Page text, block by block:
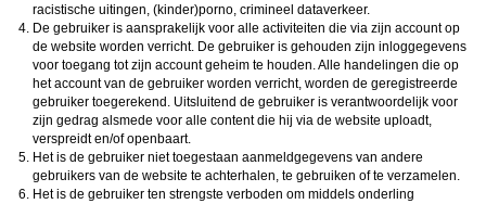
racistische uitingen, (kinder)porno, crimineel dataverkeer.
De gebruiker is aansprakelijk voor alle activiteiten die via zijn account op
de website worden verricht. De gebruiker is gehouden zijn inloggegevens
voor toegang tot zijn account geheim te houden. Alle handelingen die op
het account van de gebruiker worden verricht, worden de geregistreerde
gebruiker toegerekend. Uitsluitend de gebruiker is verantwoordelijk voor
zijn gedrag alsmede voor alle content die hij via de website uploadt,
verspreidt en/of openbaart.
Het is de gebruiker niet toegestaan aanmeldgegevens van andere
gebruikers van de website te achterhalen, te gebruiken of te verzamelen.
Het is de gebruiker ten strengste verboden om middels onderling